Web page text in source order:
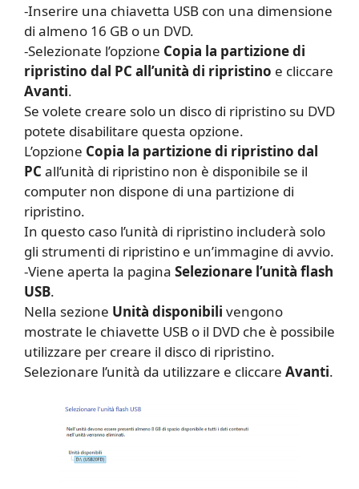
-Inserire una chiavetta USB con una dimensione
di almeno 16 GB o un DVD.
-Selezionate l’opzione Copia la partizione di
ripristino dal PC all’unità di ripristino e cliccare
Avanti.
Se volete creare solo un disco di ripristino su DVD
potete disabilitare questa opzione.
L’opzione Copia la partizione di ripristino dal
PC all’unità di ripristino non è disponibile se il
computer non dispone di una partizione di
ripristino.
In questo caso l’unità di ripristino includerà solo
gli strumenti di ripristino e un’immagine di avvio.
-Viene aperta la pagina Selezionare l’unità flash
USB.
Nella sezione Unità disponibili vengono
mostrate le chiavette USB o il DVD che è possibile
utilizzare per creare il disco di ripristino.
Selezionare l’unità da utilizzare e cliccare Avanti.